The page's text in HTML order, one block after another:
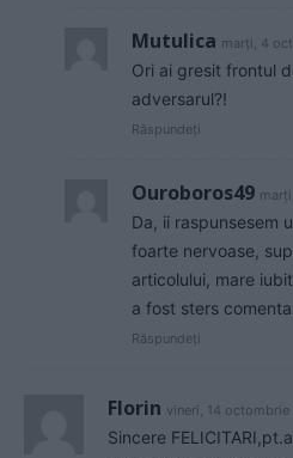
Mutulica marți, 4
Ori ai gresit frontul
adversarul?!
Răspundeți
Ouroboros49
Da, ii raspunsesem
foarte nervoase,
articolului, mare
a fost sters
Răspundeți
Florin vineri, 14
Sincere